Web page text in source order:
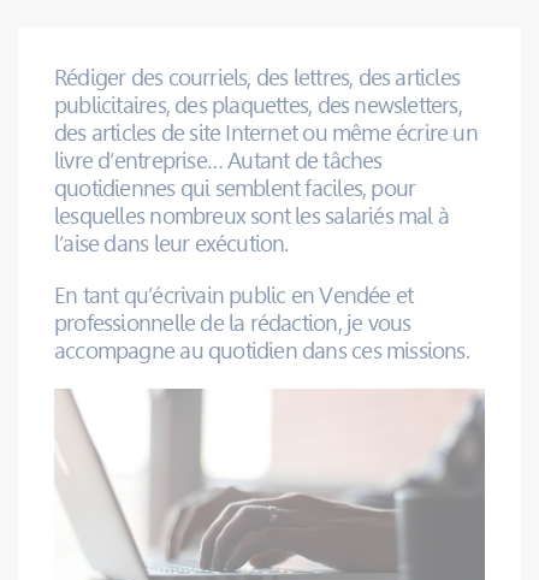
Rédiger des courriels, des lettres, des articles
publicitaires, des plaquettes, des newsletters,
des articles de site Internet ou même écrire un
livre d’entreprise… Autant de tâches
quotidiennes qui semblent faciles, pour
lesquelles nombreux sont les salariés mal à
l’aise dans leur exécution.
En tant qu’écrivain public en Vendée et
professionnelle de la rédaction, je vous
accompagne au quotidien dans ces missions.